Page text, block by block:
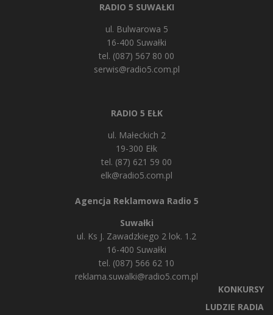
RADIO 5 SUWAŁKI
ul. Bulwarowa 5
16-400 Suwałki
tel. (087) 567 80 00
serwis@radio5.com.pl
RADIO 5 EŁK
ul. Małeckich 2
19-300 Ełk
tel. (87) 621 59 00
elk@radio5.com.pl
Agencja Reklamowa Radio 5
Suwałki
ul. Ks J. Zawadzkiego 2 lok. 1.2
16-400 Suwałki
tel. (087) 566 62 10
reklama.suwalki@radio5.com.pl
KONKURSY
LUDZIE RADIA